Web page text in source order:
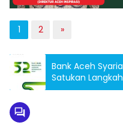
1 2 »
Bank Aceh
Satukan
Komitmen